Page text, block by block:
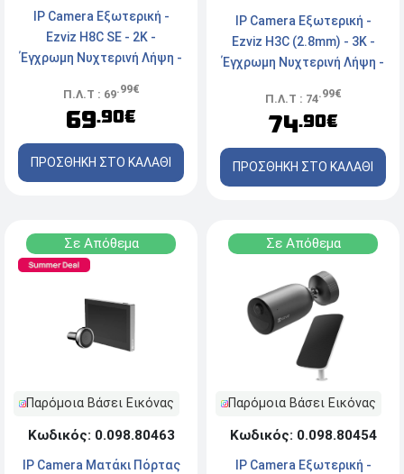
IP Camera Εξωτερική -
Ezviz H8C SE - 2K -
Έγχρωμη Νυχτερινή Λήψη -
Ενσύρματη - White
Π.Λ.Τ : 69.99€
69.90€
ΠΡΟΣΘΗΚΗ ΣΤΟ ΚΑΛΑΘΙ
IP Camera Εξωτερική -
Ezviz H3C (2.8mm) - 3Κ -
Έγχρωμη Νυχτερινή Λήψη -
Ασύρματη - White
Π.Λ.Τ : 74.99€
74.90€
ΠΡΟΣΘΗΚΗ ΣΤΟ ΚΑΛΑΘΙ
Σε Απόθεμα
Παρόμοια Βάσει Εικόνας
Κωδικός: 0.098.80463
IP Camera Ματάκι Πόρτας
Σε Απόθεμα
Παρόμοια Βάσει Εικόνας
Κωδικός: 0.098.80454
IP Camera Εξωτερική -